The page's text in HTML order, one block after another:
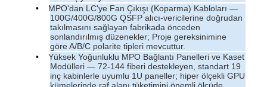
•
MPO'dan LC'ye Fan Çıkışı (Koparma) Kabloları —
100G/400G/800G QSFP alıcı-vericilerine doğrudan
takılmasını sağlayan fabrikada önceden
sonlandırılmış düzenekler; Proje gereksinimine
göre A/B/C polarite tipleri mevcuttur.
•
Yüksek Yoğunluklu MPO Bağlantı Panelleri ve Kaset
Modülleri — 72-144 fiberi destekleyen, standart 19
inç kabinlerle uyumlu 1U paneller; hiper ölçekli GPU